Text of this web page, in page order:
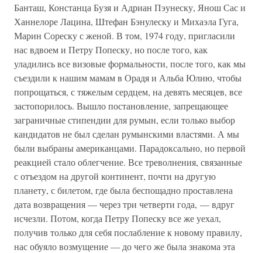
Банташ, Констанца Бузя и Адриан Пэунеску, Янош Сас и
Ханнелоре Лацина, Штефан Бэнулеску и Михаэла Гуга,
Марин Сореску с женой. В том, 1974 году, пригласили
нас вдвоем и Петру Попеску, но после того, как
уладились все визовые формальности, после того, как мы
съездили к нашим мамам в Орадя и Альба Юлию, чтобы
попрощаться, с тяжелым сердцем, на девять месяцев, все
застопорилось. Вышло постановление, запрещающее
заграничные стипендии для румын, если только выбор
кандидатов не был сделан румынскими властями. А мы
были выбраны американцами. Парадоксально, но первой
реакцией стало облегчение. Все треволнения, связанные
с отъездом на другой континент, почти на другую
планету, с билетом, где была беспощадно проставлена
дата возвращения — через три четверти года, — вдруг
исчезли. Потом, когда Петру Попеску все же уехал,
получив только для себя послабление к новому правилу,
нас обуяло возмущение — до чего же была знакома эта